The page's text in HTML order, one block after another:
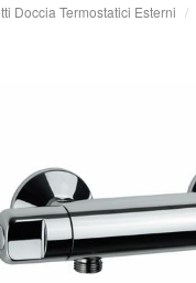
Doccia Termostatici Esterni